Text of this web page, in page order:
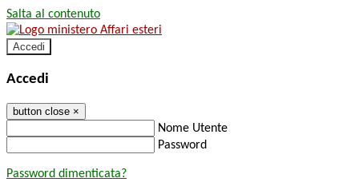
Salta al contenuto
Accedi
Accedi
button close ×
Nome Utente
Password
Password dimenticata?